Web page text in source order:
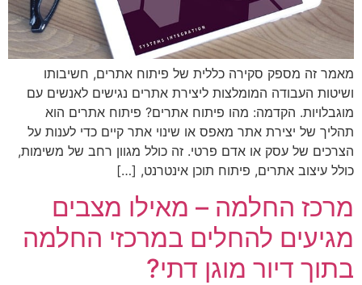
מאמר זה מספק סקירה כללית של פיתוח אתרים, חשיבותו
ושיטות העבודה המומלצות ליצירת אתרים נגישים לאנשים עם
מוגבלויות. הקדמה: מהו פיתוח אתרים? פיתוח אתרים הוא
תהליך של יצירת אתר מאפס או שינוי אתר קיים כדי לענות על
הצרכים של עסק או אדם פרטי. זה כולל מגוון רחב של משימות,
כולל עיצוב אתרים, פיתוח תוכן אינטרנט, […]
מרכז החלמה – מאילו מצבים
מגיעים להחלים במרכזי החלמה
בתוך דיור מוגן דתי?